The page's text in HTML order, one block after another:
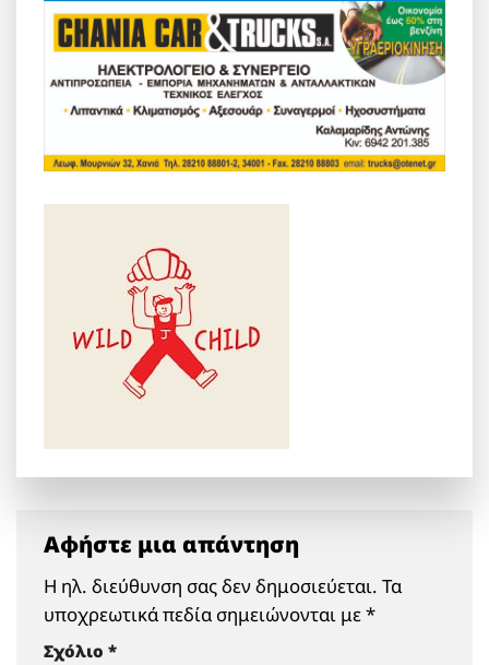
Αφήστε μια απάντηση
Η ηλ. διεύθυνση σας δεν δημοσιεύεται. Τα
υποχρεωτικά πεδία σημειώνονται με*
Σχόλιο *